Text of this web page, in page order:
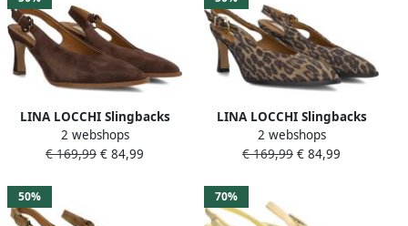
LINA LOCCHI Slingbacks
Dames Az12 Maat: 39
Materiaal: Suède Kleur:
2 webshops
€ 169,99 € 84,99
LINA LOCCHI Slingbacks
Dames Az12 Maat: 42
Materiaal: Suède Kleur:
2 webshops
€ 169,99 € 84,99
50% 70%